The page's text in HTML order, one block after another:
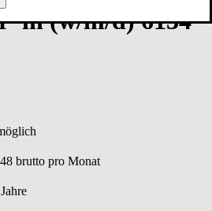
(w/m/d) 6134
brutto pro Monat